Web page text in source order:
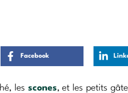
Facebook
les scones, et les petits